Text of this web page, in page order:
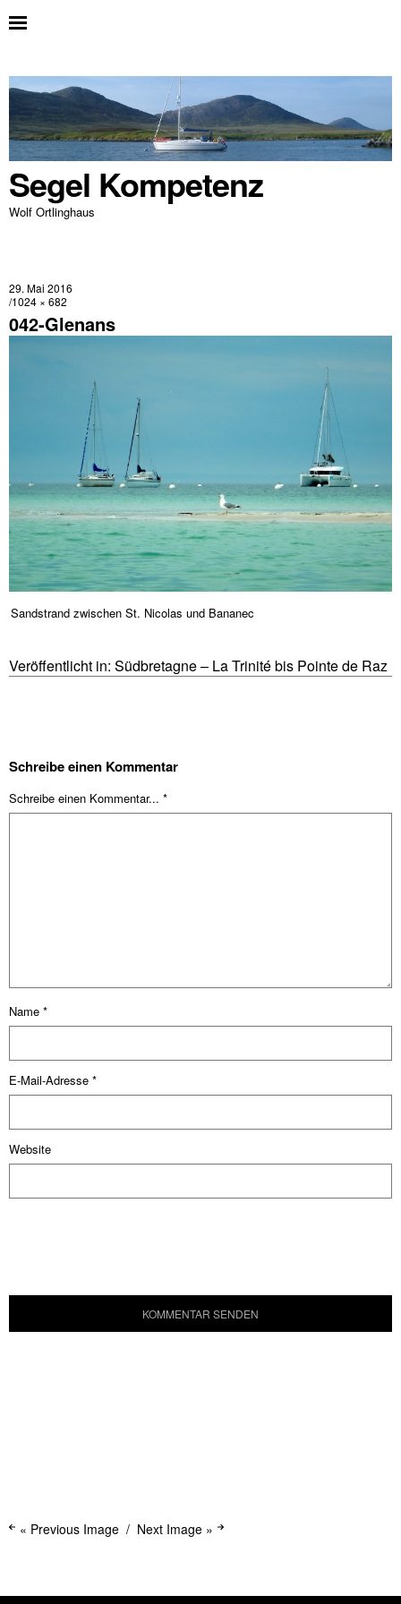
Segel Kompetenz
Wolf Ortlinghaus
29. Mai 2016
1024 × 682
042-Glenans
Sandstrand zwischen St. Nicolas und Bananec
Veröffentlicht in: Südbretagne – La Trinité bis Pointe de Raz
Schreibe einen Kommentar
Schreibe einen Kommentar... *
Name *
E-Mail-Adresse *
Website
« Previous Image Next Image »